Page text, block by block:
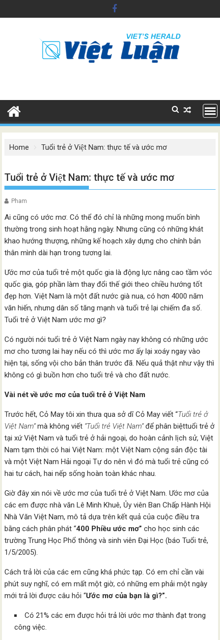
to
Home Tuổi trẻ ở Việt Nam: thực tế và ước mơ
Tuổi trẻ ở Việt Nam: thực tế và ước mơ
Pham
Ai cũng có ước mơ. Có thể đó chỉ là những mong muốn bình
thường trong sinh hoạt hằng ngày. Nhưng cũng có những khát
khao hướng thượng, những kế hoạch xây dựng cho chính bản
thân mình dài hạn trong tương lai.
Ước mơ của tuổi trẻ một quốc gia là động lực nâng cao tầm vóc
quốc gia, góp phần làm thay đổi thế giới theo chiều hướng tốt
đẹp hơn. Việt Nam là một đất nước già nua, có hơn 4000 năm
văn hiến, nhưng dân số tăng mạnh và tuổi trẻ lại chiếm đa số.
Tuổi trẻ ở Việt Nam ước mơ gì?
Có người nói tuổi trẻ ở Việt Nam ngày nay không có những ước
mơ cho tương lai hay nếu có thì ước mơ ấy lại xoáy ngay vào
hiện tại, sống vội cho bản thân trước đã. Nếu quả thật như vậy thì
không có gì buồn hơn cho tuổi trẻ và cho đất nước.
Vài nét về ước mơ của tuổi trẻ ở Việt Nam
Trước hết, Cỏ May tôi xin thưa qua sở dĩ Cỏ May viết “Tuổi trẻ ở
Việt Nam”mà không viết “Tuổi trẻ Việt Nam”để phân biệttuổi trẻ ở
tại xứ Việt Nam và tuổi trẻ ở hải ngoại, do hoàn cảnh lịch sử, Việt
Nam tạm thời có hai Việt Nam: một Việt Nam cộng sản độc tài
và một Việt Nam Hải ngoại Tự do nên vì đó mà tuổi trẻ cũng có
hai tư cách, hai nếp sống hoàn toàn khác nhau.
Giờ đây xin nói về ước mơ của tuổi trẻ ở Việt Nam. Ước mơ của
các em được nhà văn Lê Minh Khuê, Ủy viên Ban Chấp Hành Hội
Nhà Văn Việt Nam, mô tả dựa trên kết quả của cuộc điều tra
bằng cách phân phát “400 Phiều ước mơ” cho học sinh các
trường Trung Học Phổ thông và sinh viên Đại Học (báo Tuổi trẻ,
1/5/2005).
Cách trả lời của các em cũng khá phức tạp. Có em chỉ cần vài
phút suy nghĩ, có em mất một giờ, có những em phải một ngày
mới trả lời được câu hỏi “Ước mơ của bạn là gì?”.
Có 21% các em được hỏi trả lời ước mơ thành đạt trong
công việc.